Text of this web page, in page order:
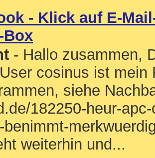
- Klick auf E-
Box
- Hallo zusammen,
cosinus ist mein
siehe
182250-heur-
benimmt-
weiterhin und...